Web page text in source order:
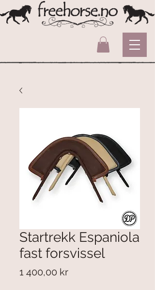
Startrekk Espaniola
fast forsvissel
1 400,00 krPrice